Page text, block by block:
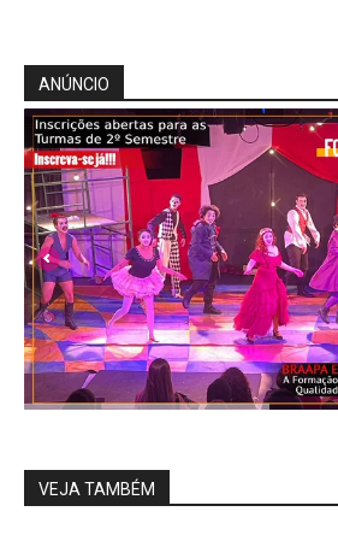
ANÚNCIO
VEJA TAMBÉM